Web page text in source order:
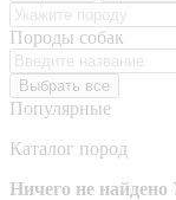
Породы собак
Выбрать все
Популярные
Каталог пород
Ничего не найдено